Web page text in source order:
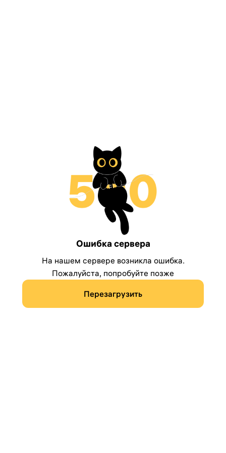
Ошибка сервера
На нашем сервере возникла ошибка.
Пожалуйста, попробуйте позже
Перезагрузить